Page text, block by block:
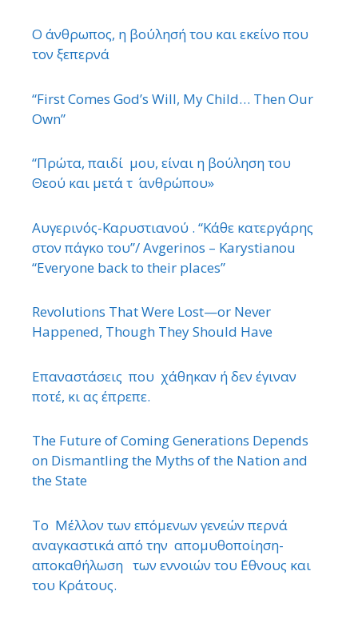
Ο άνθρωπος, η βούλησή του και εκείνο που
τον ξεπερνά
“First Comes God’s Will, My Child… Then Our
Own”
“Πρώτα, παιδί μου, είναι η βούληση του
Θεού και μετά τ ΄ ανθρώπου»
Αυγερινός-Καρυστιανού . “Κάθε κατεργάρης
στον πάγκο του”/ Avgerinos – Karystianou
“Εveryone back to their places”
Revolutions That Were Lost—or Never
Happened, Though They Should Have
Επαναστάσεις που χάθηκαν ή δεν έγιναν
ποτέ, κι ας έπρεπε.
The Future of Coming Generations Depends
on Dismantling the Myths of the Nation and
the State
Το Μέλλον των επόμενων γενεών περνά
αναγκαστικά από την απομυθοποίηση-
αποκαθήλωση των εννοιών του ΄Εθνους και
του Κράτους.